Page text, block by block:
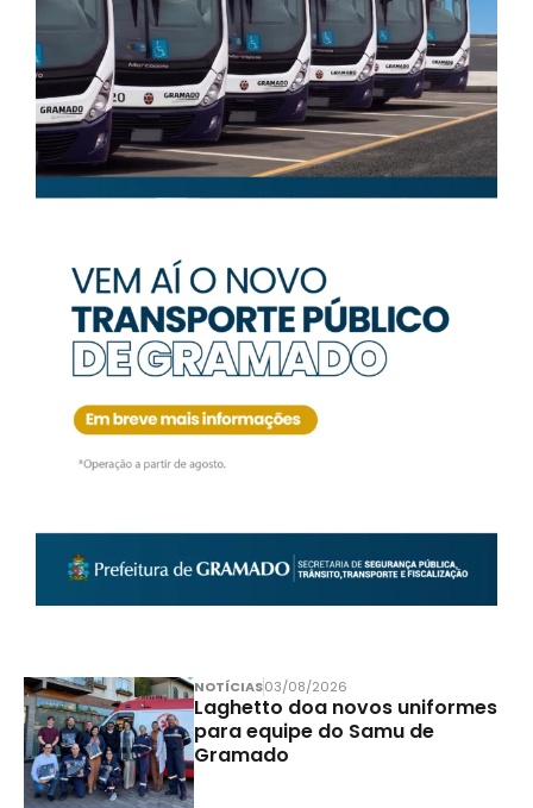
NOTÍCIAS03/08/2026
Laghetto doa novos uniformes
para equipe do Samu de
Gramado